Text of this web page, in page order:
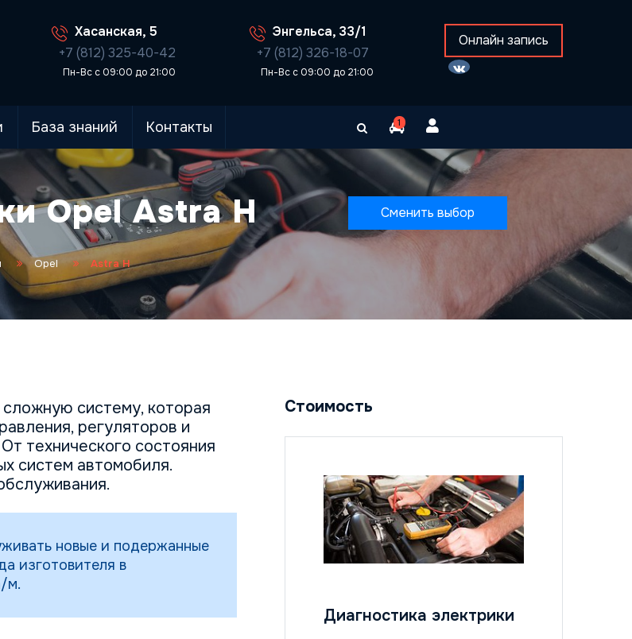
Хасанская, 5
+7 (812) 325-40-42
Пн-Вс с 09:00 до 21:00
Энгельса, 33/1
+7 (812) 326-18-07
Пн-Вс с 09:00 до 21:00
Онлайн запись
База знаний Контакты 1
Opel Astra H Сменить выбор
Opel Astra H
систему, которая
регуляторов и
технического состояния
систем автомобиля.
новые и подержанные
изготовителя в
м.
Стоимость
Диагностика электрики